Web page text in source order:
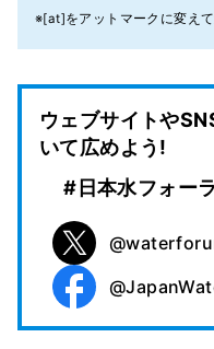
※[at]をアットマークに変えて
ウェブサイトや
いて広めよう!
#日本水フォー
X
Facebook